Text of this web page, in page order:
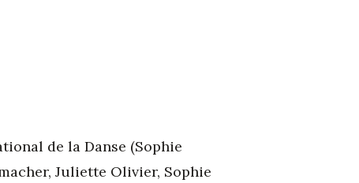
de la Danse (Sophie
Juliette Olivier, Sophie